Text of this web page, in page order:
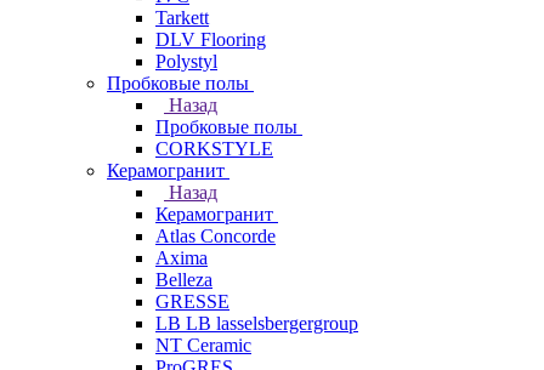
Tarkett
DLV Flooring
Polystyl
Пробковые полы
Назад
Пробковые полы
CORKSTYLE
Керамогранит
Назад
Керамогранит
Atlas Concorde
Axima
Belleza
GRESSE
LB LB lasselsbergergroup
NT Ceramic